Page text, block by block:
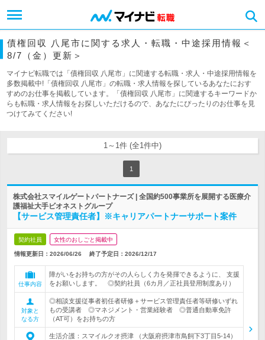
債権回収 八尾市に関する求人・転職・中途採用情報＜
8/7（金）更新＞
マイナビ転職では「債権回収 八尾市」に関連する転職・求人・中途採用情報を
多数掲載中!「債権回収 八尾市」の転職・求人情報を探しているあなたにおす
すめのお仕事を掲載しています。「債権回収 八尾市」に関連するキーワードか
らも転職・求人情報をお探しいただけるので、あなたにぴったりのお仕事を見
つけてみてください!
1～1件 (全1件中)
1
株式会社スマイルゲートパートナーズ | 全国約500事業所を展開する医療介
護福祉大手ビオネストグループ
【サービス管理責任者】※キャリアパートナーサポート案件
契約社員 女性のおしごと掲載中
情報更新日：2026/06/26 終了予定日： 2026/12/17
仕事内容
障がいをお持ちの方がその人らしく力を発揮できるように、 支援
をお願いします。 ◎契約社員（6カ月／正社員登用制度あり）
対象と
なる方
◎相談支援従事者初任者研修＋サービス管理責任者等研修いずれ
もの受講者 ◎マネジメント・営業経験者 ◎普通自動車免許
（AT可）をお持ちの方
生活介護：スマイルクオ摂津 （大阪府摂津市鳥飼下3丁目5-14）